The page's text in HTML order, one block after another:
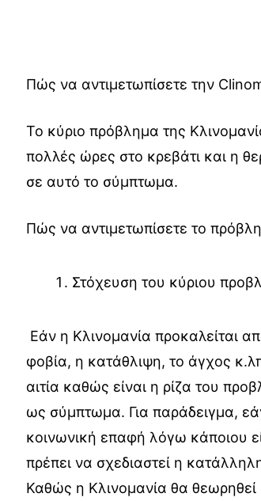
Πώς να αντιμετωπίσετε την
Το κύριο πρόβλημα της
πολλές ώρες στο κρεβάτι και η
σε αυτό το σύμπτωμα.
Πώς να αντιμετωπίσετε το
Στόχευση του κύριου
Εάν η Κλινομανία προκαλείται
φοβία, η κατάθλιψη, το άγχος
αιτία καθώς είναι η ρίζα του
ως σύμπτωμα. Για παράδειγμα,
κοινωνική επαφή λόγω κάποιου
πρέπει να σχεδιαστεί η
Καθώς η Κλινομανία θα